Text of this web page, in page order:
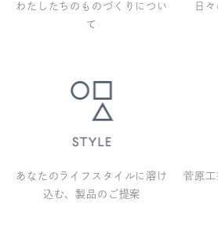
わたしたちのものづくりについ
て
日
あなたのライフスタイルに溶け
込む、製品のご提案
菅原工